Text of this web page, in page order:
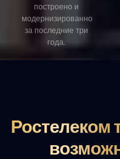
построено и
модернизированно
за последние три
года.
Ростелеком